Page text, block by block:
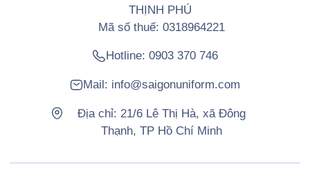
THỊNH PHÚ
Mã số thuế: 0318964221
Hotline: 0903 370 746
Mail: info@saigonuniform.com
Địa chỉ: 21/6 Lê Thị Hà, xã Đông
Thạnh, TP Hồ Chí Minh